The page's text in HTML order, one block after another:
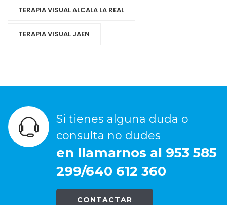
TERAPIA VISUAL ALCALA LA REAL
TERAPIA VISUAL JAEN
Si tienes alguna duda o
consulta no dudes
en llamarnos al 953 585
299/640 612 360
CONTACTAR